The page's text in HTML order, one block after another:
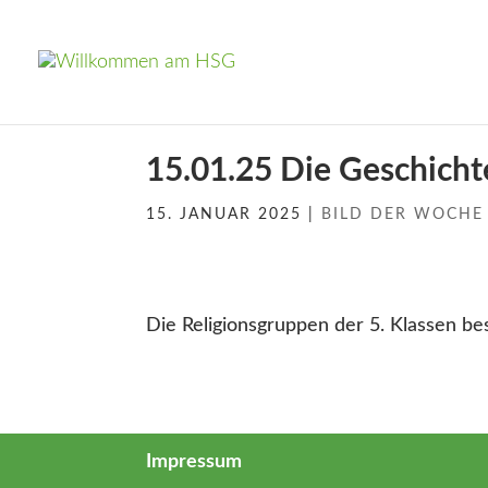
15.01.25 Die
15. JANUAR 2025 BILD DER WOCHE
Die Religionsgruppen der 5. Klassen
Impressum